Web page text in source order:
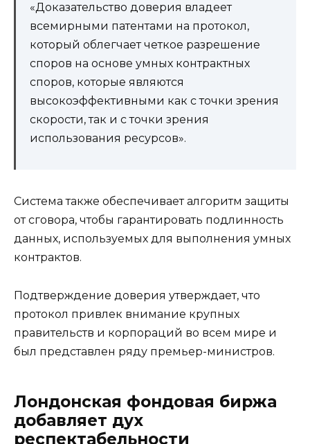
«Доказательство доверия владеет
всемирными патентами на протокол,
который облегчает четкое разрешение
споров на основе умных контрактных
споров, которые являются
высокоэффективными как с точки зрения
скорости, так и с точки зрения
использования ресурсов».
Система также обеспечивает алгоритм защиты
от сговора, чтобы гарантировать подлинность
данных, используемых для выполнения умных
контрактов.
Подтверждение доверия утверждает, что
протокол привлек внимание крупных
правительств и корпораций во всем мире и
был представлен ряду премьер-министров.
Лондонская фондовая биржа
добавляет дух
респектабельности